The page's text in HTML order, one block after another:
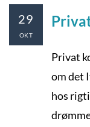
Privat
om det
hos
29
OKT